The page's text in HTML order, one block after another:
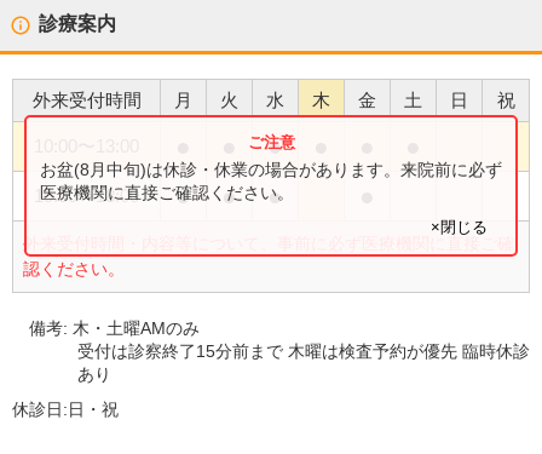
診療案内
外来受付時間 月 火 水 木 金 土 日 祝
●
15:00〜18:00 ● ● ●
外来受付時間・内容等について、事前に必ず医療機関に直接ご確
認ください。
お盆(8月中旬)は休診・休業の場合があります。来院前に必ず
医療機関に直接ご確認ください。
×閉じる
備考: 木・土曜AMのみ
受付は診察終了15分前まで 木曜は検査予約が優先 臨時休診
あり
休診日:日・祝